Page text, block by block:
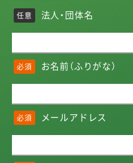
任意 法人・団体名
必須 お名前（ふりがな）
必須 メールアドレス